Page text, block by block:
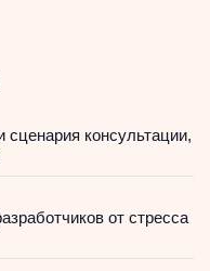
консультации,
от стресса